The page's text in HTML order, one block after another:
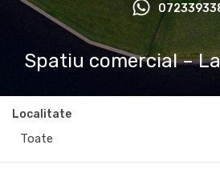
Spatiu comercial –
Localitate
Toate